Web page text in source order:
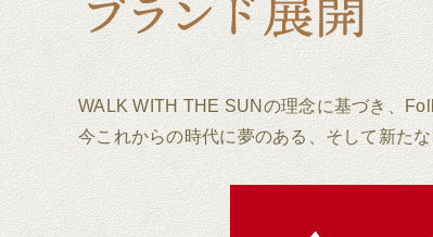
WALK WITH THE SUNの理念に基づき、
今これからの時代に夢のある、そして新た